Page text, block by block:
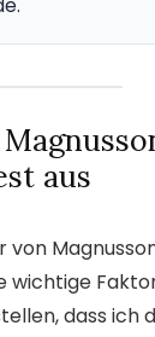
aus
wichtige
dass ich